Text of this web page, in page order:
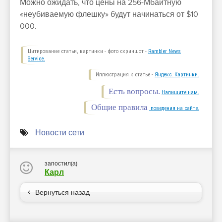
Можно ожидать, что цены на 256-Мбайтную
«неубиваемую флешку» будут начинаться от $10
000.
Цитирование статьи, картинки - фото скриншот - Rambler News
Service.
Иллюстрация к статье - Яндекс. Картинки.
Есть вопросы. Напишите нам.
Общие правила поведения на сайте.
Новости сети
запостил(а)
Карл
Вернуться назад